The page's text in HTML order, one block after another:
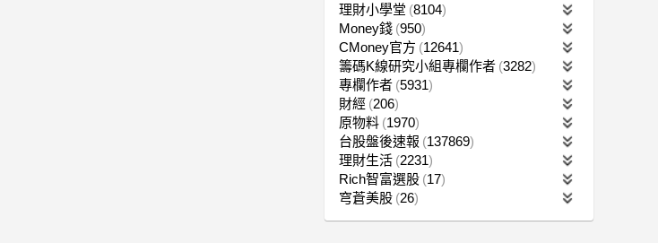
理財小學堂 8104
Money錢 950
CMoney官方 12641
籌碼K線研究小組專欄作者 3282
專欄作者 5931
財經 206
原物料 1970
台股盤後速報 137869
理財生活 2231
Rich智富選股 17
穹蒼美股 26